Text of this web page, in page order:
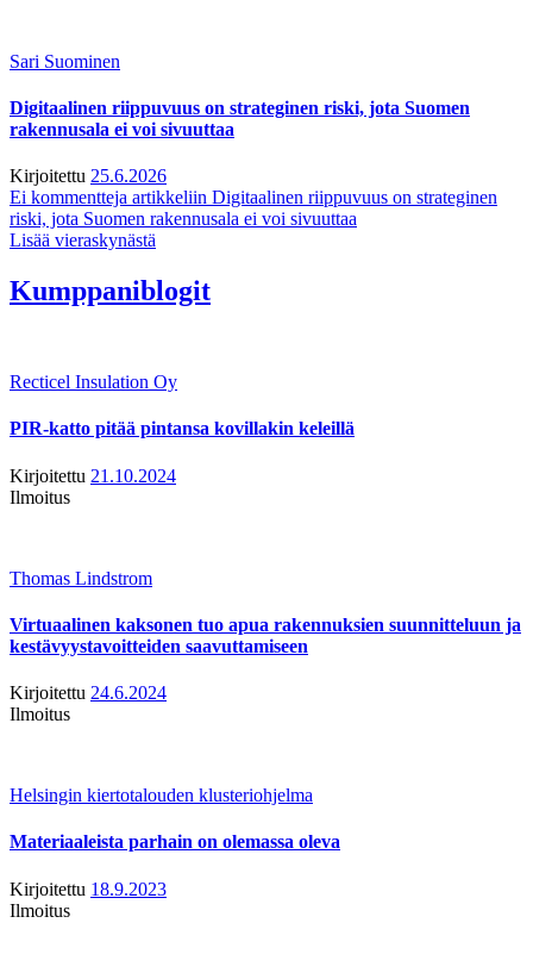
Sari Suominen
Digitaalinen riippuvuus on strateginen riski, jota Suomen
rakennusala ei voi sivuuttaa
Kirjoitettu 25.6.2026
Ei kommentteja artikkeliin Digitaalinen riippuvuus on strateginen
riski, jota Suomen rakennusala ei voi sivuuttaa
Lisää vieraskynästä
Kumppaniblogit
Recticel Insulation Oy
PIR-katto pitää pintansa kovillakin keleillä
Kirjoitettu 21.10.2024
Ilmoitus
Thomas Lindstrom
Virtuaalinen kaksonen tuo apua rakennuksien suunnitteluun ja
kestävyystavoitteiden saavuttamiseen
Kirjoitettu 24.6.2024
Ilmoitus
Helsingin kiertotalouden klusteriohjelma
Materiaaleista parhain on olemassa oleva
Kirjoitettu 18.9.2023
Ilmoitus